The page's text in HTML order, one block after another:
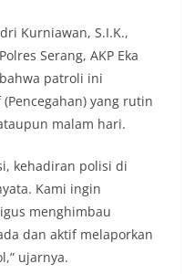
Kurniawan, S.I.K.,
Serang, AKP Eka
patroli ini
yang rutin
malam hari.
kehadiran polisi di
Kami ingin
menghimbau
dan aktif melaporkan
ujarnya.